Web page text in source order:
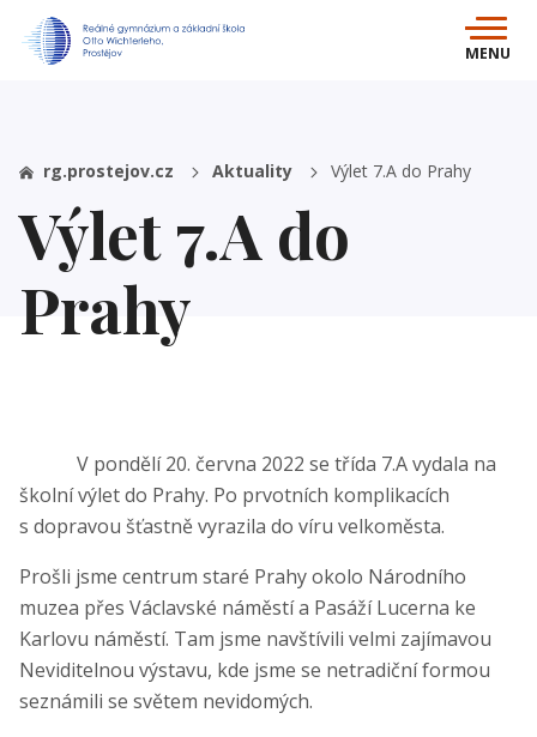
MENU
rg.prostejov.cz Aktuality Výlet 7.A do Prahy
Výlet 7.A do
Prahy
V pondělí 20. června 2022 se třída 7.A vydala na
školní výlet do Prahy. Po prvotních komplikacích
s dopravou šťastně vyrazila do víru velkoměsta.
Prošli jsme centrum staré Prahy okolo Národního
muzea přes Václavské náměstí a Pasáží Lucerna ke
Karlovu náměstí. Tam jsme navštívili velmi zajímavou
Neviditelnou výstavu, kde jsme se netradiční formou
seznámili se světem nevidomých.